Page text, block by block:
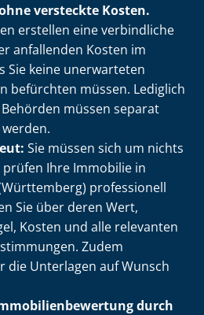
versteckte Kosten.
erstellen eine verbindliche
anfallenden Kosten im
Sie keine unerwarteten
befürchten müssen. Lediglich
müssen separat
Sie müssen sich um nichts
Ihre Immobilie in
professionell
Sie über deren Wert,
Kosten und alle relevanten
Zudem
die Unterlagen auf Wunsch
durch